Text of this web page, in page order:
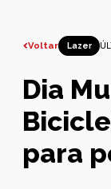
Voltar Lazer
Dia
para